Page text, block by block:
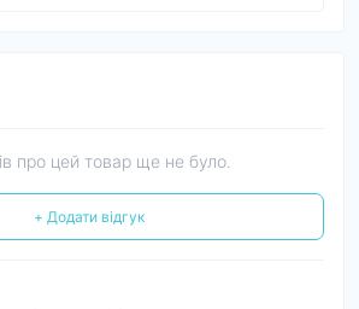
про цей товар ще не було.
+ Додати відгук